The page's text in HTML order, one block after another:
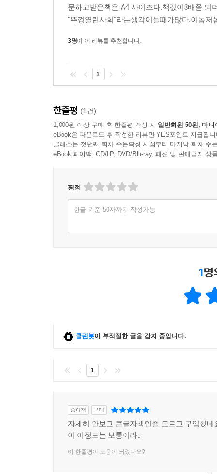
문하고받은책은 A4 사이즈다.책값이3배쯤
"뚜껑열린사회"라는생각이들때가많다.이놈
3명이 이 리뷰를 추천합니다.
1
한줄평 (1건)
1,000원 이상 구매 후 한줄평 작성 시 일반회원 50원, 마니
eBook은 다운로드 후 작성한 리뷰만 YES포인트 지급됩니
클래스는 첫번째 회차 주문확정 시점부터 마지막 회차 주
eBook 페이백, CD/LP, DVD/Blu-ray, 패션 및 판매금지 상
평점
한글 기준 50자까지 작성가능
1명
클린봇이 부적절한 글을 감지 중입니다.
1
종이책 구매
자세히 안보고 큰글자책인줄 모르고 구입했네
이 이정도는 보통이라..
이 한줄평이 도움이 되었나요?